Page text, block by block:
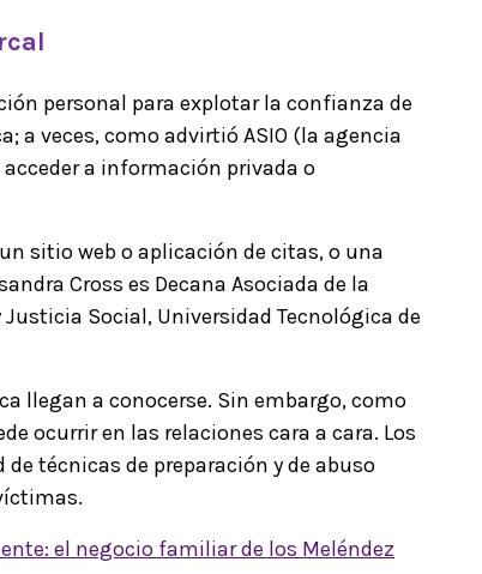
personal para explotar la confianza de
a veces, como advirtió ASIO (la agencia
a información privada o
sitio web o aplicación de citas, o una
Cross es Decana Asociada de la
Social, Universidad Tecnológica de
llegan a conocerse. Sin embargo, como
ocurrir en las relaciones cara a cara. Los
técnicas de preparación y de abuso
el negocio familiar de los Meléndez